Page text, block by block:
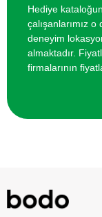
Hediye
çalışanlarımız
deneyim
almaktadır.
firmalarının